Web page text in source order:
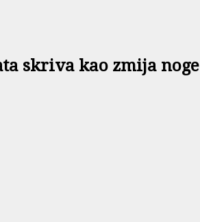
skriva kao zmija noge